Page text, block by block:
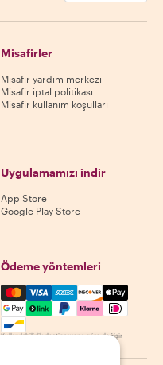
Misafirler
Misafir yardım merkezi
Misafir iptal politikası
Misafir kullanım koşulları
Uygulamamızı indir
App Store
Google Play Store
Ödeme yöntemleri
Mastercard, Visa, Amex,
Kullanılabilirlik destinasyona göre değişir